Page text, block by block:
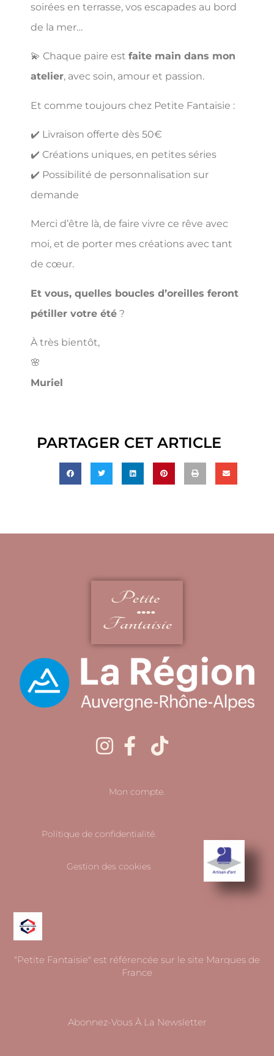
soirées en terrasse, vos escapades au bord
de la mer…
💫 Chaque paire est faite main dans mon
atelier, avec soin, amour et passion.
Et comme toujours chez Petite Fantaisie :
✔️ Livraison offerte dès 50€
✔️ Créations uniques, en petites séries
✔️ Possibilité de personnalisation sur
demande
Merci d’être là, de faire vivre ce rêve avec
moi, et de porter mes créations avec tant
de cœur.
Et vous, quelles boucles d’oreilles feront
pétiller votre été ?
À très bientôt,
🌸
Muriel
PARTAGER CET ARTICLE
Mon compte.
Politique de confidentialité.
Gestion des cookies
"Petite Fantaisie" est référencée sur le site Marques de
France
Abonnez-Vous À La Newsletter